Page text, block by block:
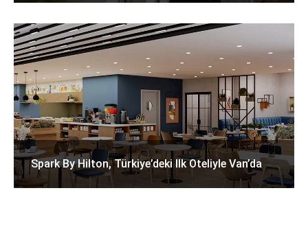
Spark By Hilton, Türkiye’deki Ilk Oteliyle Van’da